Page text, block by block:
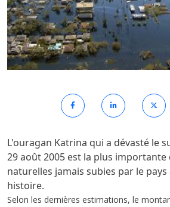
L'ouragan Katrina qui a dévasté le
29 août 2005 est la plus
naturelles jamais subies par le
histoire.
Selon les dernières estimations, le